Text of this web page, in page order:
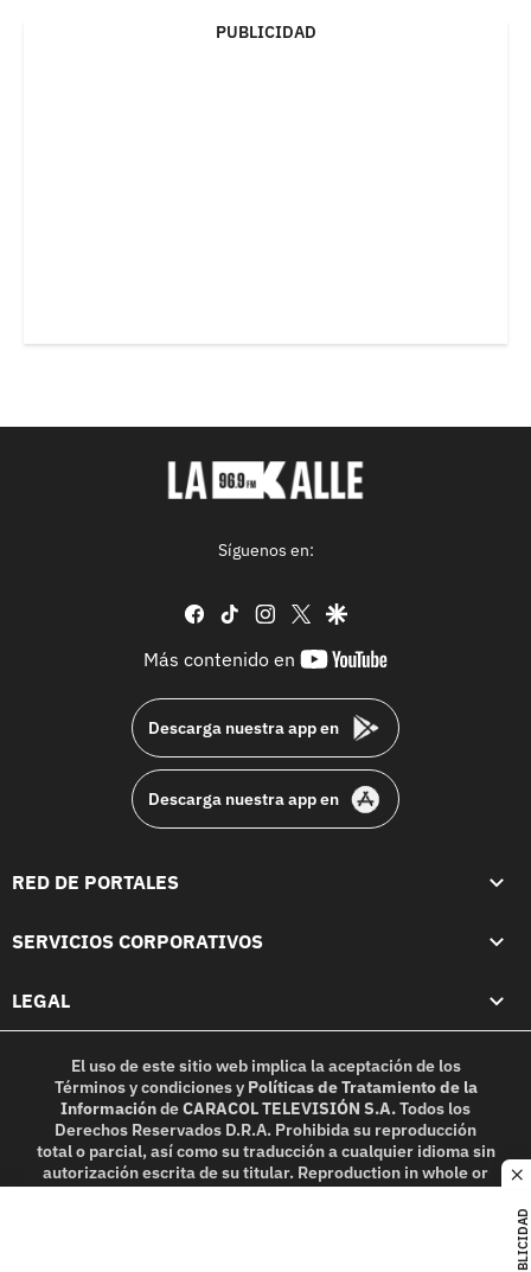
PUBLICIDAD
PUBLICIDAD
Síguenos en:
facebook
tiktok instagram
twittergoogle
Más contenido en
youtube-
Descarga nuestra app en
Descarga nuestra app en
RED DE PORTALES
SERVICIOS CORPORATIVOS
LEGAL
El uso de este sitio web implica la aceptación de los
Términos y condicionesy Políticas de Tratamiento de la
InformacióndeCARACOL TELEVISIÓN S.A.Todos los
Derechos Reservados D.R.A. Prohibida su reproducción
total o parcial, así como su traducción a cualquier idioma sin
autorización escrita de su titular. Reproduction in whole or
in part, or translation without written permission is